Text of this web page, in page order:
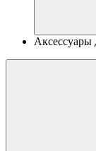
Аксессуары